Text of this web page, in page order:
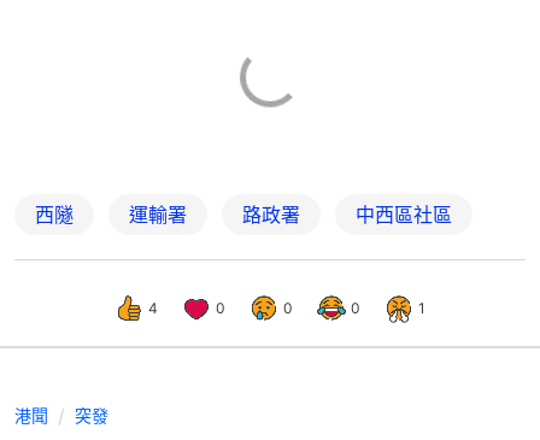
西隧 運輸署 路政署 中西區社區
4 0 0 0 1
港聞 突發